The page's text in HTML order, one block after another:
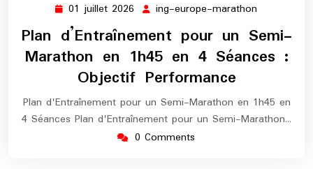
01 juillet 2026 01
2026
ing-europe-marathon
europe-
marathon
Plan d’Entraînement pour un Semi-
Marathon en 1h45 en 4 Séances :
Objectif Performance
Plan d'Entraînement pour un Semi-Marathon en 1h45 en
4 Séances Plan d'Entraînement pour un Semi-Marathon…
0 Comments